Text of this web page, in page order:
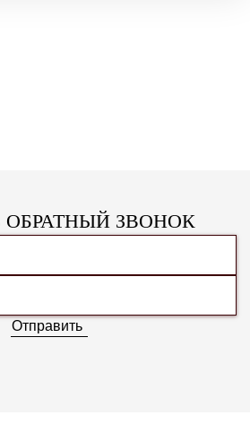
ОБРАТНЫЙ ЗВОНОК
Отправить